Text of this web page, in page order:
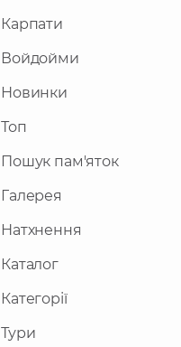
Карпати
Войдойми
Новинки
Топ
Пошук пам'яток
Галерея
Натхнення
Каталог
Категорії
Тури